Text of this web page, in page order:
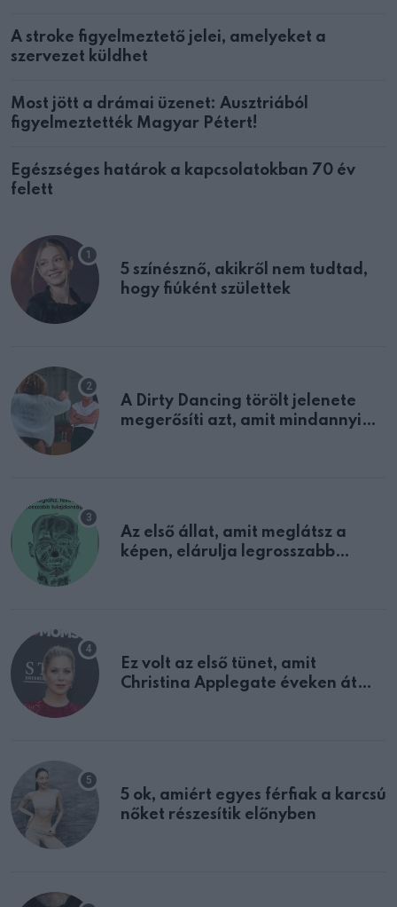
A stroke figyelmeztető jelei, amelyeket a
szervezet küldhet
Most jött a drámai üzenet: Ausztriából
figyelmeztették Magyar Pétert!
Egészséges határok a kapcsolatokban 70 év
felett
5 színésznő, akikről nem tudtad,
hogy fiúként születtek
A Dirty Dancing törölt jelenete
megerősíti azt, amit mindannyian
Az első állat, amit meglátsz a
képen, elárulja legrosszabb
Ez volt az első tünet, amit
Christina Applegate éveken át
5 ok, amiért egyes férfiak a karcsú
nőket részesítik előnyben